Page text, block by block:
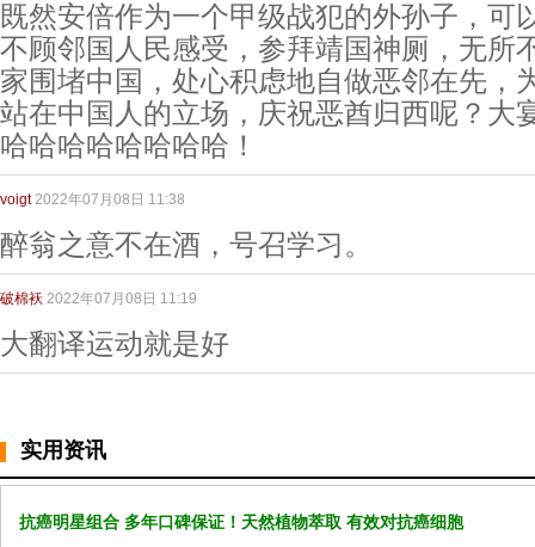
既然安倍作为一个甲级战犯的外孙子，可
不顾邻国人民感受，参拜靖国神厕，无所
家围堵中国，处心积虑地自做恶邻在先，
站在中国人的立场，庆祝恶酋归西呢？大
哈哈哈哈哈哈哈哈！
voigt 2022年07月08日 11:38
醉翁之意不在酒，号召学习。
破棉袄 2022年07月08日 11:19
大翻译运动就是好
实用资讯
抗癌明星组合 多年口碑保证！天然植物萃取 有效对抗癌细胞